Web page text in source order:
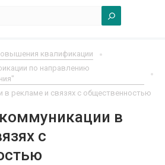
квалификации
по направлению
в рекламе и связях с общественностью
в
с